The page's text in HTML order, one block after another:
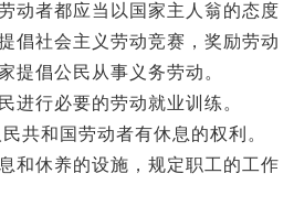
动者都应当以国家主人翁的态度
倡社会主义劳动竞赛，奖励劳动
提倡公民从事义务劳动。
行必要的劳动就业训练。
和国劳动者有休息的权利。
休养的设施，规定职工的工作